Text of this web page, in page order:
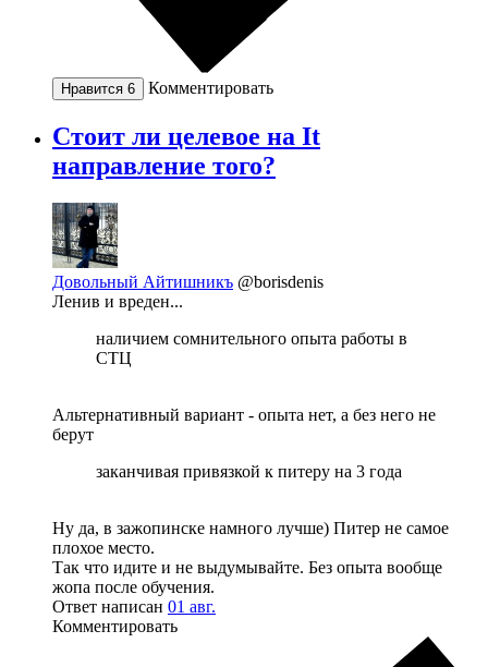
Нравится 6 Комментировать
Стоит ли целевое на It
направление того?
Довольный Айтишникъ @borisdenis
Ленив и вреден...
наличием сомнительного опыта работы в
СТЦ
Альтернативный вариант - опыта нет, а без него не
берут
заканчивая привязкой к питеру на 3 года
Ну да, в зажопинске намного лучше) Питер не самое
плохое место.
Так что идите и не выдумывайте. Без опыта вообще
жопа после обучения.
Ответ написан 01 авг.
Комментировать